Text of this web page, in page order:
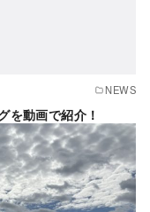
NEWS
を動画で紹介！